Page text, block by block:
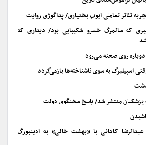
تئاتر تعاملی ایوب بختیاری/ پداگوژی روایت
مناسبت ۲۸ تیری که سالمرگ خسرو شکیبایی بود/ دیداری که
روی صحنه می‌رود
اسپیلبرگ به سوی ناشناخته‌ها بازمی‌گردد
پزشکیان منتشر شد/ پاسخ سخنگوی دولت
عبدالرضا کاهانی با «بهشت خالی» به ادینبورگ